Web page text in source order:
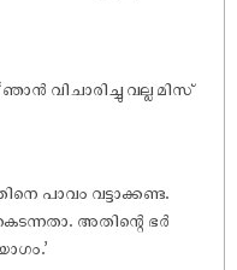
വിചാരിച്ചു വല്ല മിസ്
പാവം വട്ടാക്കണ്ട.
അതിന്റെ ഭർ